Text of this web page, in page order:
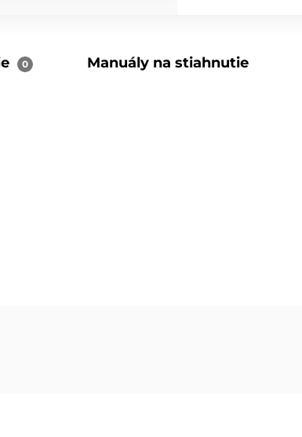
0 Manuály na stiahnutie